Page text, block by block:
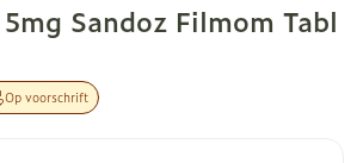
Sandoz Filmom Tabl
Op voorschrift